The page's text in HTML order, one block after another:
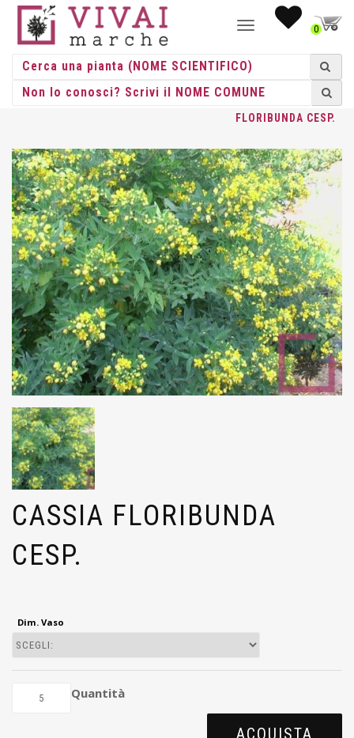
NAVIGAZIONE0
HOME/CESPUGLI/CESPUGLI VASO /CASSIA / CASSIA
FLORIBUNDA CESP.
CASSIA FLORIBUNDA
CESP.
Dim. Vaso
Quantità
ACQUISTA